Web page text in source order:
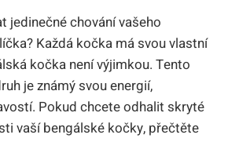
⁣jedinečné chování vašeho
Každá kočka⁣ má ‌svou vlastní
kočka není výjimkou. Tento⁤
je‌ známý ⁤svou energií,
Pokud chcete⁢ odhalit skryté
vaší bengálské kočky, přečtěte